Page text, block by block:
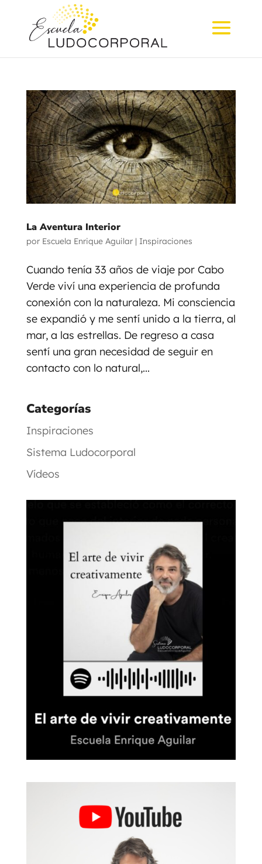
La Aventura Interior
por Escuela Enrique Aguilar| Inspiraciones
Cuando tenía 33 años de viaje por Cabo
Verde viví una experiencia de profunda
conexión con la naturaleza. Mi consciencia
se expandió y me sentí unido a la tierra, al
mar, a las estrellas. De regreso a casa
sentí una gran necesidad de seguir en
contacto con lo natural,...
Categorías
Inspiraciones
Sistema Ludocorporal
Vídeos